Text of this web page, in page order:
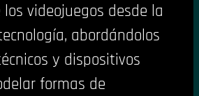
videojuegos desde la
abordándolos
y dispositivos
formas de